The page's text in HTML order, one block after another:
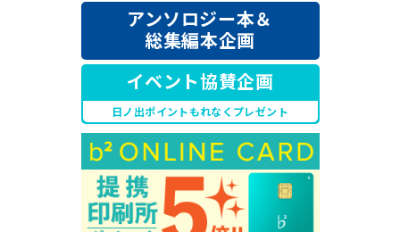
アンソロジー本＆
総集編本企画
イベント協賛企画
日ノ出ポイントもれなくプレゼント